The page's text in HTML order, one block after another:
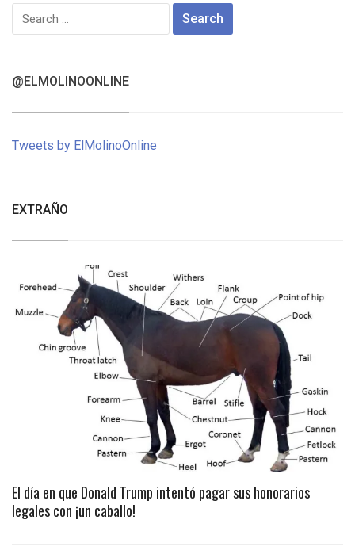
Search
for:
@ELMOLINOONLINE
Tweets by ElMolinoOnline
EXTRAÑO
El día en que Donald Trump intentó pagar sus honorarios
legales con ¡un caballo!